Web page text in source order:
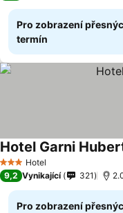
Pro zobrazení
termín
3 Počet hvězdiček
Hotel
Hotel Garni
9,2 Vynikající 321
Pro zobrazení